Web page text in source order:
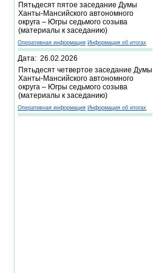
Пятьдесят пятое заседание Думы
Ханты-Мансийского автономного
округа – Югры седьмого созыва
(материалы к заседанию)
Оперативная информация Информация об итогах
Дата: 26.02.2026
Пятьдесят четвертое заседание Думы
Ханты-Мансийского автономного
округа – Югры седьмого созыва
(материалы к заседанию)
Оперативная информация Информация об итогах